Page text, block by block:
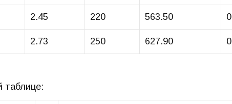
2.45 220 563.50
2.73 250 627.90
таблице: